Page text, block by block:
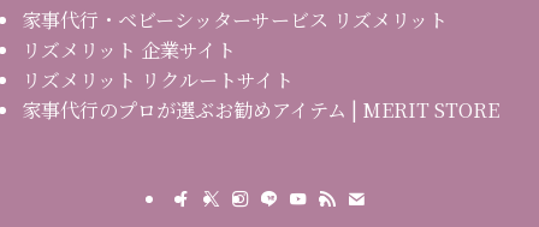
家事代行・ベビーシッターサービス リズメリット
リズメリット 企業サイト
リズメリット リクルートサイト
家事代行のプロが選ぶお勧めアイテム | MERIT STORE